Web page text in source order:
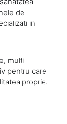
de
in
multi
pentru care
proprie.